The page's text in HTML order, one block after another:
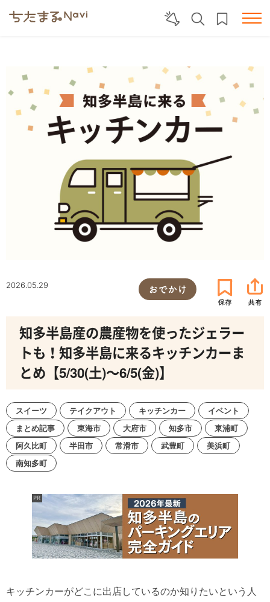
2026.05.29 おでかけ
知多半島産の農産物を使ったジェラー
トも！知多半島に来るキッチンカーま
とめ【5/30(土)～6/5(金)】
スイーツ テイクアウト キッチンカー
イベント
まとめ記事
東海市 大府市 知多市
東浦町
阿久比町
半田市 常滑市 武豊町
美浜町
南知多町
キッチンカーがどこに出店しているのか知りたいという人